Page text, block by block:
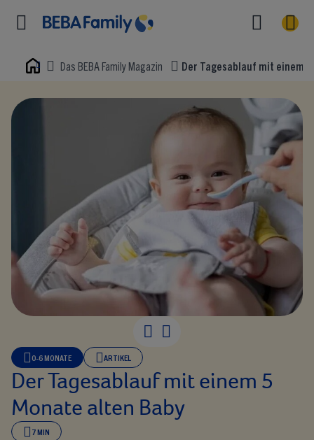
Home Das BEBA Family Magazin Der Tagesablauf mit einem
0-6 MONATE ARTIKEL
Der Tagesablauf mit einem 5
Monate alten Baby
7 MIN